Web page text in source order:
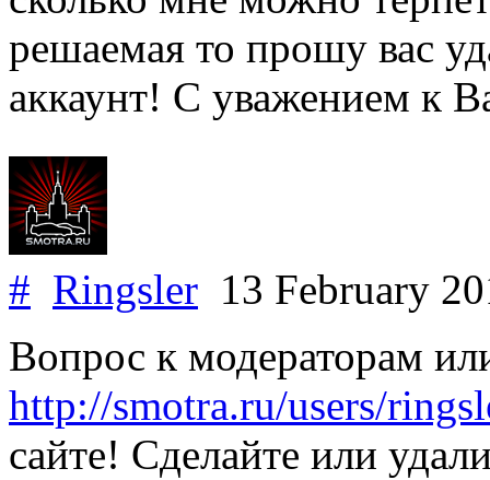
решаемая то прошу вас
аккаунт! С уважением к
# Ringsler 13 February
Вопрос к модераторам
http://smotra.ru/users/
сайте! Сделайте или